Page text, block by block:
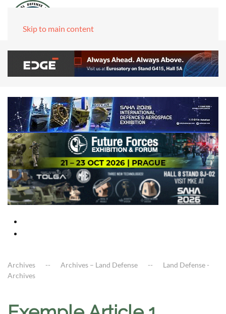
Skip to main content
Archives Archives – Land Defense
Land Defense -
Archives